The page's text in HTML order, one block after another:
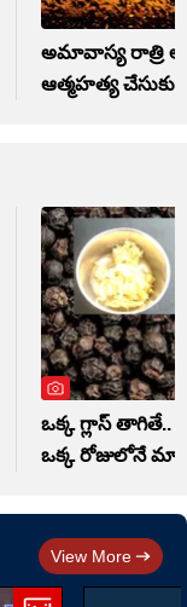
అమావాస్య రాత్రి ఆ
ఆత్మహత్య
ఒక్క గ్లాస్ తాగితే..
ఒక్క రోజులోనే
View More